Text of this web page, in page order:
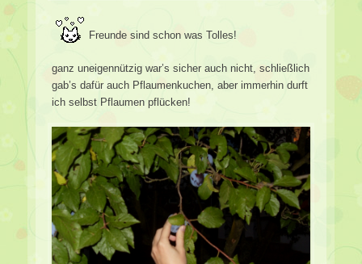
Freunde sind schon was Tolles!
ganz uneigennützig war’s sicher auch nicht, schließlich
gab’s dafür auch Pflaumenkuchen, aber immerhin durft
ich selbst Pflaumen pflücken!